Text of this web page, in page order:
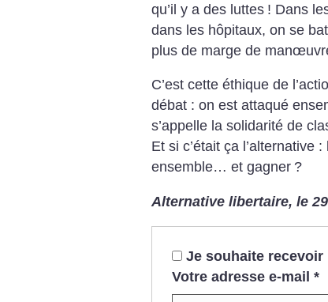
qu’il y a des luttes ! Dans
dans les hôpitaux, on se
plus de marge de
C’est cette éthique de
débat : on est attaqué
s’appelle la solidarité de
Et si c’était ça l’alternative
ensemble… et gagner ?
Alternative libertaire, le
Je souhaite
Votre adresse e-mail *